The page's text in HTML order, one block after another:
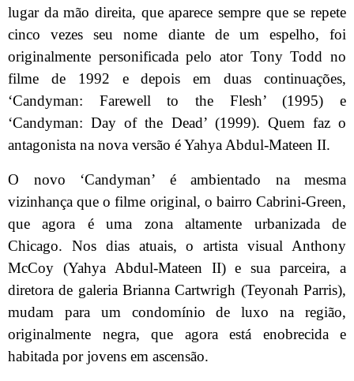
lugar da mão direita, que aparece sempre que se repete
cinco vezes seu nome diante de um espelho, foi
originalmente personificada pelo ator Tony Todd no
filme de 1992 e depois em duas continuações,
‘Candyman: Farewell to the Flesh’ (1995) e
‘Candyman: Day of the Dead’ (1999). Quem faz o
antagonista na nova versão é Yahya Abdul-Mateen II.
O novo ‘Candyman’ é ambientado na mesma
vizinhança que o filme original, o bairro Cabrini-Green,
que agora é uma zona altamente urbanizada de
Chicago. Nos dias atuais, o artista visual Anthony
McCoy (Yahya Abdul-Mateen II) e sua parceira, a
diretora de galeria Brianna Cartwrigh (Teyonah Parris),
mudam para um condomínio de luxo na região,
originalmente negra, que agora está enobrecida e
habitada por jovens em ascensão.